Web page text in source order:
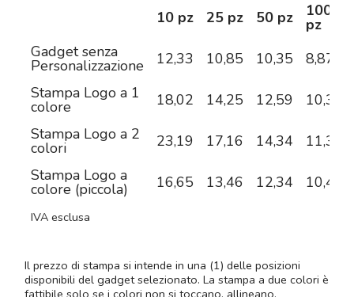
10 pz 25 pz 50 pz 100
pz
Gadget senza
Personalizzazione 12,33 10,85 10,35
8,87
Stampa Logo a 1
colore 18,02 14,25 12,59
10,37
Stampa Logo a 2
colori 23,19 17,16 14,34
11,37
Stampa Logo a
colore (piccola) 16,65 13,46 12,34 10,46
IVA esclusa
Il prezzo di stampa si intende in una (1) delle posizioni
disponibili del gadget selezionato. La stampa a due colori è